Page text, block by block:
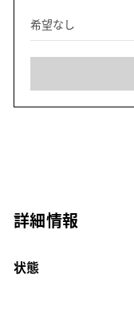
詳細情報
状態